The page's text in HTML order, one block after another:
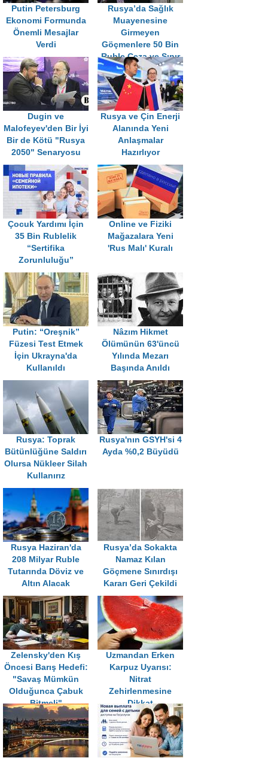
Putin Petersburg
Ekonomi Formunda
Önemli Mesajlar
Verdi
Rusya’da Sağlık
Muayenesine
Girmeyen
Göçmenlere 50 Bin
Ruble Ceza ve Sınır
Dışı
Dugin ve
Malofeyev'den Bir İyi
Bir de Kötü "Rusya
2050" Senaryosu
Rusya ve Çin Enerji
Alanında Yeni
Anlaşmalar
Hazırlıyor
Çocuk Yardımı İçin
35 Bin Rublelik
“Sertifika
Zorunluluğu”
Online ve Fiziki
Mağazalara Yeni
'Rus Malı' Kuralı
Putin: “Oreşnik”
Füzesi Test Etmek
İçin Ukrayna'da
Kullanıldı
Nâzım Hikmet
Ölümünün 63'üncü
Yılında Mezarı
Başında Anıldı
Rusya: Toprak
Bütünlüğüne Saldırı
Olursa Nükleer Silah
Kullanırız
Rusya'nın GSYH'si 4
Ayda %0,2 Büyüdü
Rusya Haziran'da
208 Milyar Ruble
Tutarında Döviz ve
Altın Alacak
Rusya’da Sokakta
Namaz Kılan
Göçmene Sınırdışı
Kararı Geri Çekildi
Zelensky'den Kış
Öncesi Barış Hedefi:
"Savaş Mümkün
Olduğunca Çabuk
Bitmeli"
Uzmandan Erken
Karpuz Uyarısı:
Nitrat
Zehirlenmesine
Dikkat